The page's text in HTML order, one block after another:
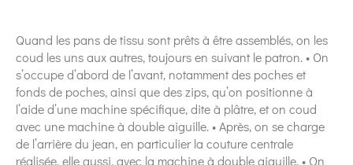
Quand les pans de tissu sont prêts à être assemblés, on les
coud les uns aux autres, toujours en suivant le patron. • On
s’occupe d’abord de l’avant, notamment des poches et
fonds de poches, ainsi que des zips, qu’on positionne à
l’aide d’une machine spécifique, dite à plâtre, et on coud
avec une machine à double aiguille. • Après, on se charge
de l’arrière du jean, en particulier la couture centrale
réalisée, elle aussi, avec la machine à double aiguille. • On